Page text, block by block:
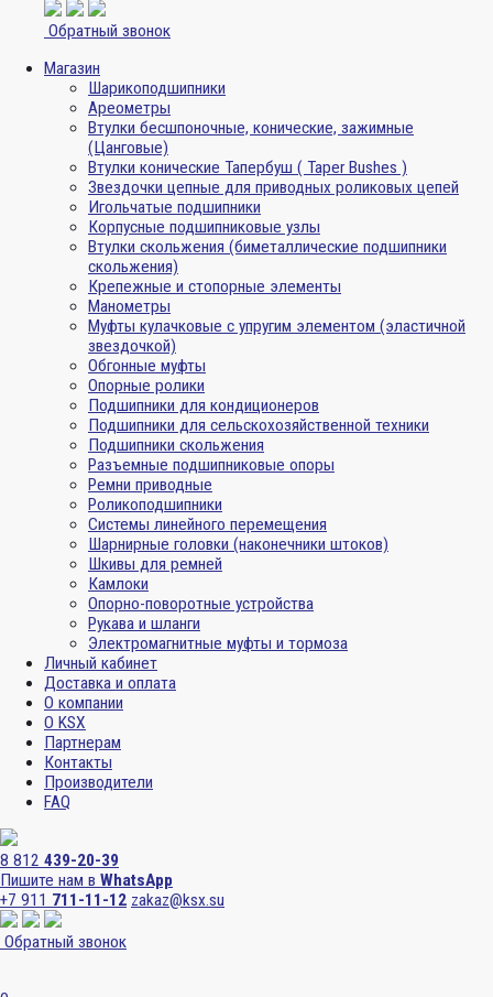
Обратный звонок
Магазин
Шарикоподшипники
Ареометры
Втулки бесшпоночные, конические, зажимные
(Цанговые)
Втулки конические Тапербуш ( Taper Bushes )
Звездочки цепные для приводных роликовых цепей
Игольчатые подшипники
Корпусные подшипниковые узлы
Втулки скольжения (биметаллические подшипники
скольжения)
Крепежные и стопорные элементы
Манометры
Муфты кулачковые с упругим элементом (эластичной
звездочкой)
Обгонные муфты
Опорные ролики
Подшипники для кондиционеров
Подшипники для сельскохозяйственной техники
Подшипники скольжения
Разъемные подшипниковые опоры
Ремни приводные
Роликоподшипники
Системы линейного перемещения
Шарнирные головки (наконечники штоков)
Шкивы для ремней
Камлоки
Опорно-поворотные устройства
Рукава и шланги
Электромагнитные муфты и тормоза
Личный кабинет
Доставка и оплата
О компании
О KSX
Партнерам
Контакты
Производители
FAQ
8 812 439-20-39
Пишите нам в WhatsApp
+7 911 711-11-12 zakaz@ksx.su
Обратный звонок